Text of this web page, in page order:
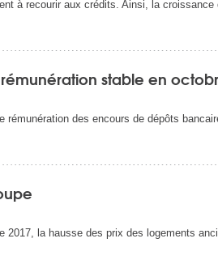
à recourir aux crédits. Ainsi, la
stable en
des encours de dépôts
la hausse des prix des logements